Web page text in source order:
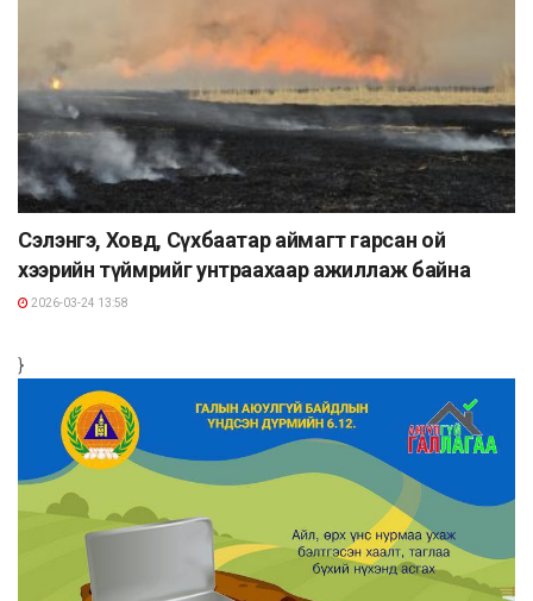
Сэлэнгэ, Ховд, Сүхбаатар аймагт гарсан ой
хээрийн түймрийг унтраахаар ажиллаж байна
2026-03-24 13:58
}